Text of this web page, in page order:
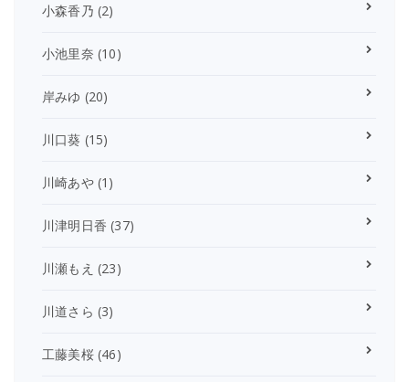
小森香乃 (2)
小池里奈 (10)
岸みゆ (20)
川口葵 (15)
川崎あや(1)
川津明日香 (37)
川瀬もえ (23)
川道さら (3)
工藤美桜(46)